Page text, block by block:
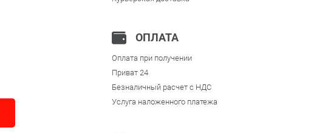
ОПЛАТА
Оплата при получении
Приват 24
Безналичный расчет с НДС
Услуга наложенного платежа